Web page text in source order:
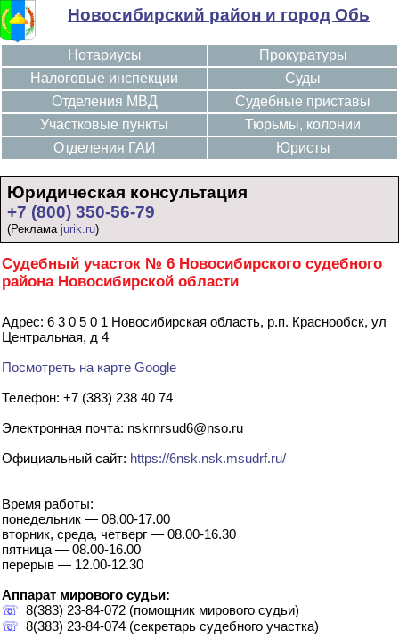
Новосибирский район и город Обь
Нотариусы
Налоговые инспекции
Отделения МВД
Участковые пункты
Отделения ГАИ
Прокуратуры
Суды
Судебные приставы
Тюрьмы, колонии
Юристы
Юридическая консультация
+7 (800) 350-56-79
(Реклама jurik.ru)
Судебный участок № 6 Новосибирского судебного
района Новосибирской области
Адрес: 6 3 0 5 0 1 Новосибирская область, р.п. Краснообск, ул
Центральная, д 4
Посмотреть на карте Google
Телефон: +7 (383) 238 40 74
Электронная почта: nskrnrsud6@nso.ru
Официальный сайт: https://6nsk.nsk.msudrf.ru/
Время работы:
понедельник — 08.00-17.00
вторник, среда, четверг — 08.00-16.30
пятница — 08.00-16.00
перерыв — 12.00-12.30
Аппарат мирового судьи:
☏ 8(383) 23-84-072 (помощник мирового судьи)
☏ 8(383) 23-84-074 (секретарь судебного участка)